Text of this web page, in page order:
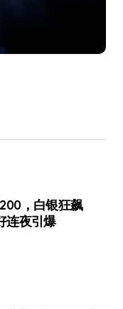
，白银狂飙
连夜引爆